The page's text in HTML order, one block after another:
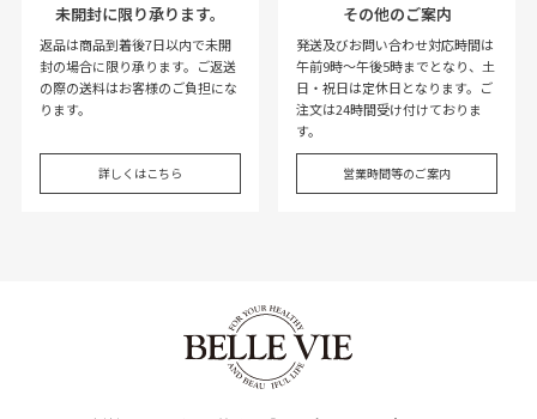
未開封に限り承ります。
返品は商品到着後7日以内で未開
封の場合に限り承ります。ご返送
の際の送料はお客様のご負担にな
ります。
詳しくはこちら
その他のご案内
発送及びお問い合わせ対応時間は
午前9時～午後5時までとなり、土
日・祝日は定休日となります。ご
注文は24時間受け付けておりま
す。
営業時間等のご案内